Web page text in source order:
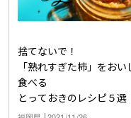
捨てないで！
「熟れすぎた柿」をおい
食べる
とっておきのレシピ５選